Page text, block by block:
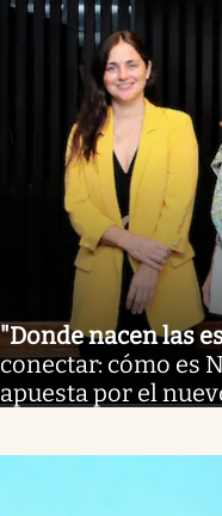
"Donde nacen las
conectar: cómo es
apuesta por el